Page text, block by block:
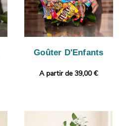
Goûter D'Enfants
A partir de 39,00 €